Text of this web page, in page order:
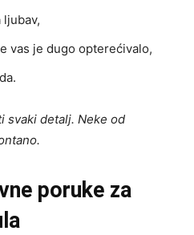
ljubav,
vas je dugo opterećivalo,
svaki detalj. Neke od
poruke za